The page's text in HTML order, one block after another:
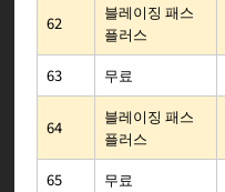
62
블레이징 패스
플러스
63 무료
64
블레이징 패스
플러스
65 무료